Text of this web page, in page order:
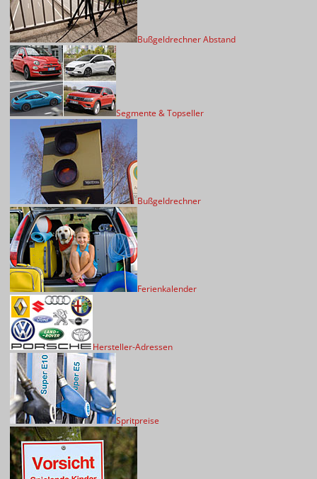
Bußgeldrechner Abstand
Segmente & Topseller
Bußgeldrechner
Ferienkalender
Hersteller-Adressen
Spritpreise